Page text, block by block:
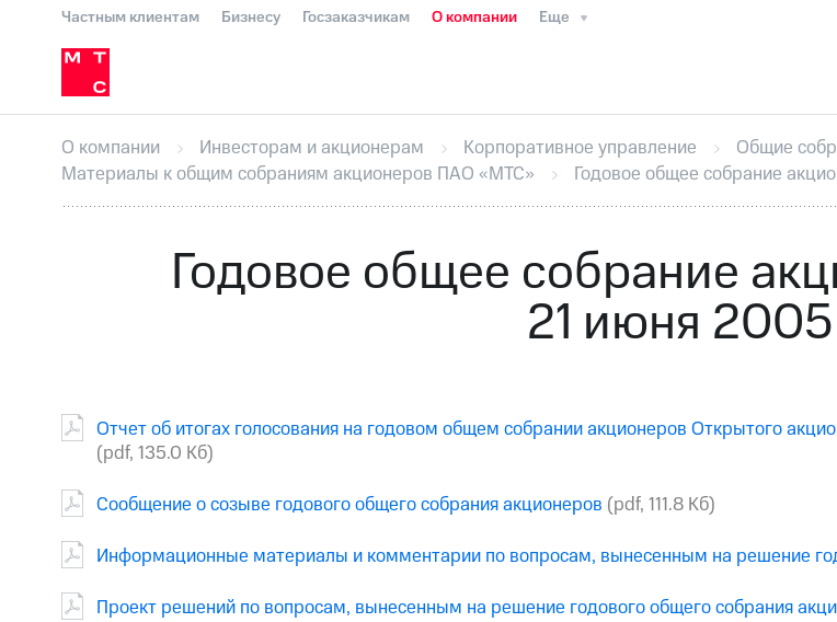
Частным клиентам Бизнесу Госзаказчикам О компании Еще
Медиа-центр
Инвесторам и акционерам
Устойчивое развитие
Комплаенс и деловая этика
Пресс-релизыМТС о технологияхДостиженияИнтервьюФинансовая
Корпоративное управление Корпоративный секретарьРаскрытие
ПАО "МТС"Собрания акционеровЛичный кабинет акционера
ОписаниеПрограмма приобретенияПорядок выкупа акцийДивиденды
О компании Инвесторам и акционерам Корпоративное управление
Общие
Материалы к общим собраниям акционеров ПАО «МТС»
Годовое общее собрание
Годовое общее собрание
21 июня
Отчет об итогах голосования на годовом общем собрании акционеров Открытого
(pdf, 135.0 Кб)
Сообщение о созыве годового общего собрания акционеров (pdf, 111.8 Кб)
Информационные материалы и комментарии по вопросам, вынесенным на решение
Проект решений по вопросам, вынесенным на решение годового общего собрания